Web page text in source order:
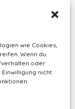
wie Cookies,
Wenn du
oder
nicht